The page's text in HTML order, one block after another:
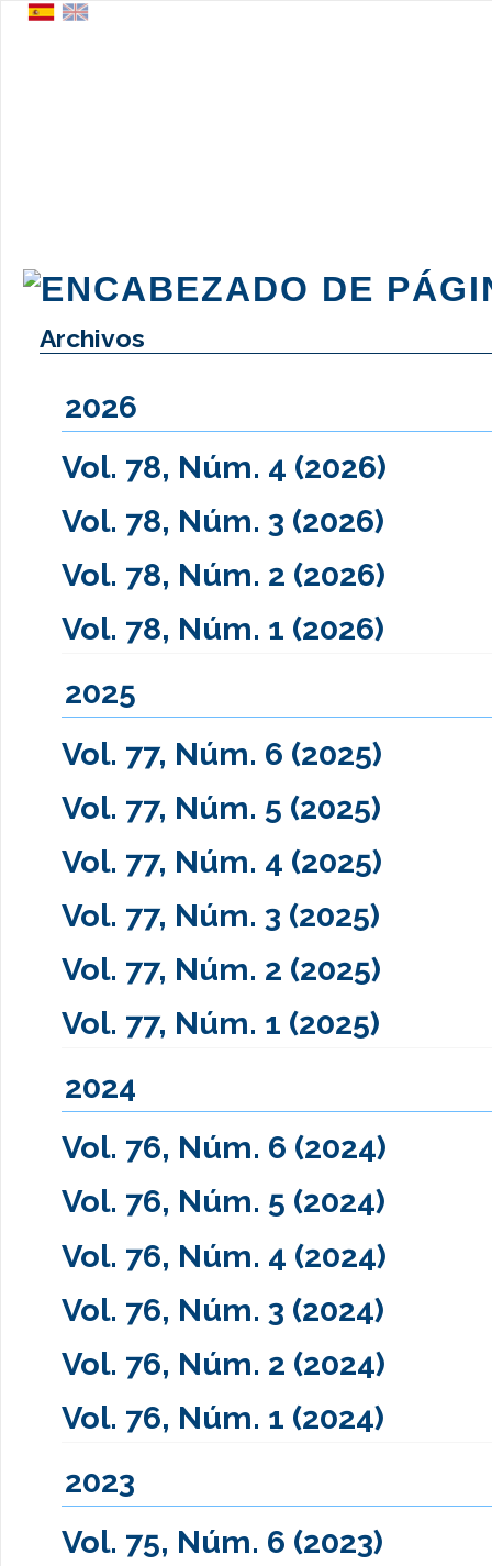
Archivos
2026
Vol. 78, Núm. 4 (2026)
Vol. 78, Núm. 3 (2026)
Vol. 78, Núm. 2 (2026)
Vol. 78, Núm. 1 (2026)
2025
Vol. 77, Núm. 6 (2025)
Vol. 77, Núm. 5 (2025)
Vol. 77, Núm. 4 (2025)
Vol. 77, Núm. 3 (2025)
Vol. 77, Núm. 2 (2025)
Vol. 77, Núm. 1 (2025)
2024
Vol. 76, Núm. 6 (2024)
Vol. 76, Núm. 5 (2024)
Vol. 76, Núm. 4 (2024)
Vol. 76, Núm. 3 (2024)
Vol. 76, Núm. 2 (2024)
Vol. 76, Núm. 1 (2024)
2023
Vol. 75, Núm. 6 (2023)